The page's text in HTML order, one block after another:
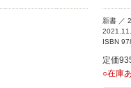
新書 ／
ISBN
定価
○在庫